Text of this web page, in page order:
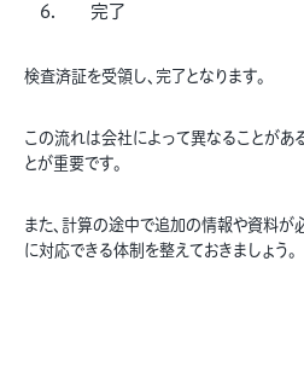
完了
検査済証を受領し、完了となります。
この流れは会社によって異なることがあ
とが重要です。
また、計算の途中で追加の情報や資料が
に対応できる体制を整えておきましょう。